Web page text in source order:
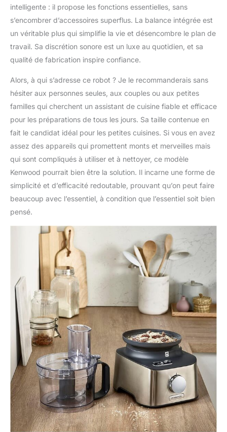
intelligente : il propose les fonctions essentielles, sans
s’encombrer d’accessoires superflus. La balance intégrée est
un véritable plus qui simplifie la vie et désencombre le plan de
travail. Sa discrétion sonore est un luxe au quotidien, et sa
qualité de fabrication inspire confiance.
Alors, à qui s’adresse ce robot ? Je le recommanderais sans
hésiter aux personnes seules, aux couples ou aux petites
familles qui cherchent un assistant de cuisine fiable et efficace
pour les préparations de tous les jours. Sa taille contenue en
fait le candidat idéal pour les petites cuisines. Si vous en avez
assez des appareils qui promettent monts et merveilles mais
qui sont compliqués à utiliser et à nettoyer, ce modèle
Kenwood pourrait bien être la solution. Il incarne une forme de
simplicité et d’efficacité redoutable, prouvant qu’on peut faire
beaucoup avec l’essentiel, à condition que l’essentiel soit bien
pensé.